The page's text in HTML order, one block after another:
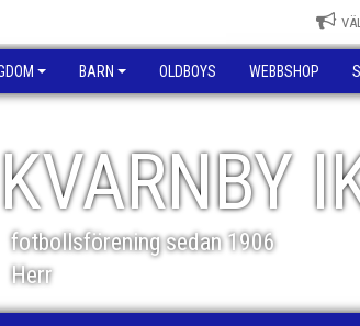
BARN OLDBOYS WEBBSHOP
KVARNBY
fotbollsförening sedan 1906
Herr